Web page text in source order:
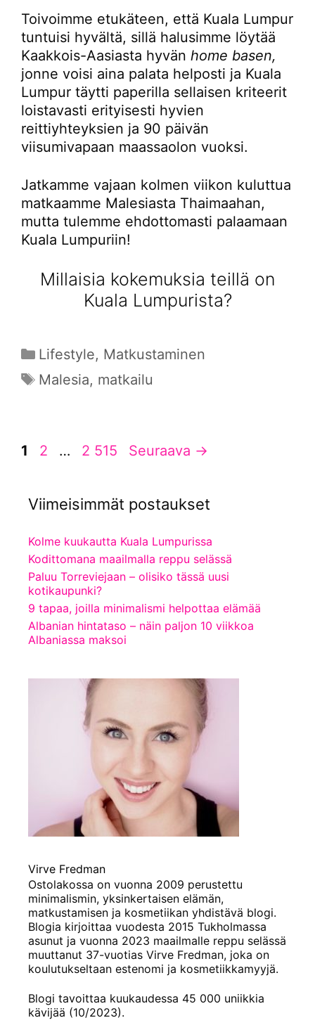
Toivoimme etukäteen, että Kuala Lumpur
tuntuisi hyvältä, sillä halusimme löytää
Kaakkois-Aasiasta hyvän home basen,
jonne voisi aina palata helposti ja Kuala
Lumpur täytti paperilla sellaisen kriteerit
loistavasti erityisesti hyvien
reittiyhteyksien ja 90 päivän
viisumivapaan maassaolon vuoksi.
Jatkamme vajaan kolmen viikon kuluttua
matkaamme Malesiasta Thaimaahan,
mutta tulemme ehdottomasti palaamaan
Kuala Lumpuriin!
Millaisia kokemuksia teillä on
Kuala Lumpurista?
Kategoriat
Lifestyle, Matkustaminen
Avainsanat
Malesia, matkailu
Sivu
1 Sivu
2 … Sivu
2 515 Seuraava →
Viimeisimmät postaukset
Kolme kuukautta Kuala Lumpurissa
Kodittomana maailmalla reppu selässä
Paluu Torreviejaan – olisiko tässä uusi
kotikaupunki?
9 tapaa, joilla minimalismi helpottaa elämää
Albanian hintataso – näin paljon 10 viikkoa
Albaniassa maksoi
Virve Fredman
Ostolakossa on vuonna 2009 perustettu
minimalismin, yksinkertaisen elämän,
matkustamisen ja kosmetiikan yhdistävä blogi.
Blogia kirjoittaa vuodesta 2015 Tukholmassa
asunut ja vuonna 2023 maailmalle reppu selässä
muuttanut 37-vuotias Virve Fredman, joka on
koulutukseltaan estenomi ja kosmetiikkamyyjä.
Blogi tavoittaa kuukaudessa 45 000 uniikkia
kävijää (10/2023).